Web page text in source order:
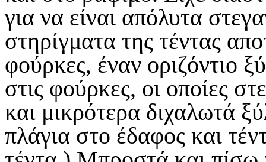
για να είναι απόλυτα
στηρίγματα της τέντας
φούρκες, έναν οριζόντιο
στις φούρκες, οι οποίες
και μικρότερα διχαλωτά
πλάγια στο έδαφος και